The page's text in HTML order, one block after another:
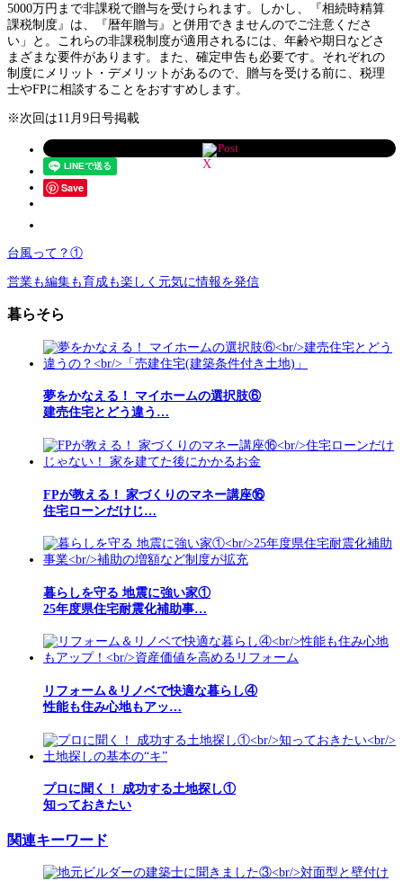
5000万円まで非課税で贈与を受けられます。しかし、『相続時精算
課税制度』は、『暦年贈与』と併用できませんのでご注意くださ
い」と。これらの非課税制度が適用されるには、年齢や期日などさ
まざまな要件があります。また、確定申告も必要です。それぞれの
制度にメリット・デメリットがあるので、贈与を受ける前に、税理
士やFPに相談することをおすすめします。
※次回は11月9日号掲載
Post
Save
台風って？①
営業も編集も育成も楽しく元気に情報を発信
暮らそら
夢をかなえる！ マイホームの選択肢⑥
建売住宅とどう違う…
FPが教える！ 家づくりのマネー講座⑯
住宅ローンだけじ…
暮らしを守る 地震に強い家①
25年度県住宅耐震化補助事…
リフォーム＆リノベで快適な暮らし④
性能も住み心地もアッ…
プロに聞く！ 成功する土地探し①
知っておきたい
関連キーワード